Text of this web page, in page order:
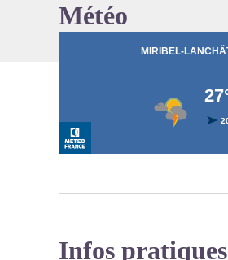
Météo
Infos pratiques